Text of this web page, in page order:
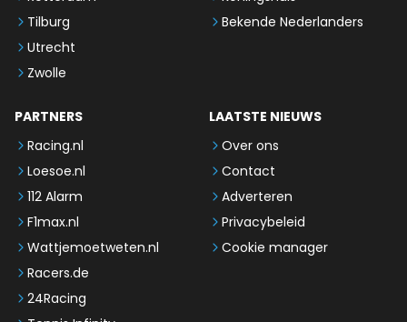
Tilburg
Utrecht
Zwolle
Bekende Nederlanders
PARTNERS
Racing.nl
Loesoe.nl
112 Alarm
F1max.nl
Wattjemoetweten.nl
Racers.de
24Racing
LAATSTE NIEUWS
Over ons
Contact
Adverteren
Privacybeleid
Cookie manager